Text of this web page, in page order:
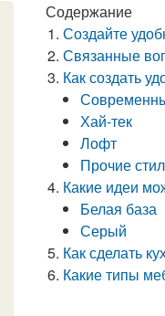
Содержание
Создайте
Связанные
Как создать
Хай-тек
Лофт
Прочие
Какие идеи
Белая база
Серый
Как сделать
Какие типы